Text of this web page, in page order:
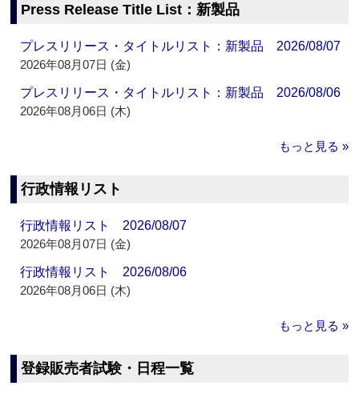
Press Release Title List：新製品
プレスリリース・タイトルリスト：新製品 2026/08/07
2026年08月07日 (金)
プレスリリース・タイトルリスト：新製品 2026/08/06
2026年08月06日 (木)
もっと見る »
行政情報リスト
行政情報リスト 2026/08/07
2026年08月07日 (金)
行政情報リスト 2026/08/06
2026年08月06日 (木)
もっと見る »
登録販売者試験・日程一覧